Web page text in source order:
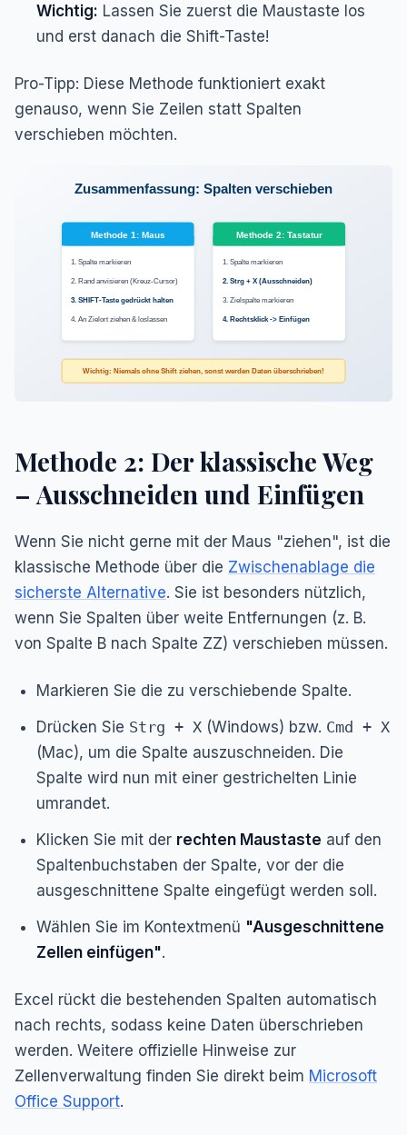
Wichtig: Lassen Sie zuerst die Maustaste los
und erst danach die Shift-Taste!
Pro-Tipp: Diese Methode funktioniert exakt
genauso, wenn Sie Zeilen statt Spalten
verschieben möchten.
Zusammenfassung: Spalten verschieben
Methode 1: Maus
1. Spalte markieren
2. Rand anvisieren (Kreuz-Cursor)
3. SHIFT-Taste gedrückt halten
4. An Zielort ziehen & loslassen
Methode 2: Tastatur
1. Spalte markieren
2. Strg + X (Ausschneiden)
3. Zielspalte markieren
4. Rechtsklick -> Einfügen
Wichtig: Niemals ohne Shift ziehen, sonst werden Daten überschrieben!
Methode 2: Der klassische Weg
– Ausschneiden und Einfügen
Wenn Sie nicht gerne mit der Maus "ziehen", ist die
klassische Methode über die Zwischenablage die
sicherste Alternative. Sie ist besonders nützlich,
wenn Sie Spalten über weite Entfernungen (z. B.
von Spalte B nach Spalte ZZ) verschieben müssen.
Markieren Sie die zu verschiebende Spalte.
Drücken Sie Strg + X (Windows) bzw. Cmd + X
(Mac), um die Spalte auszuschneiden. Die
Spalte wird nun mit einer gestrichelten Linie
umrandet.
Klicken Sie mit der rechten Maustaste auf den
Spaltenbuchstaben der Spalte, vor der die
ausgeschnittene Spalte eingefügt werden soll.
Wählen Sie im Kontextmenü "Ausgeschnittene
Zellen einfügen".
Excel rückt die bestehenden Spalten automatisch
nach rechts, sodass keine Daten überschrieben
werden. Weitere offizielle Hinweise zur
Zellenverwaltung finden Sie direkt beim Microsoft
Office Support.